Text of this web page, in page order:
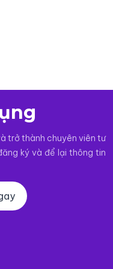
trở thành chuyên viên tư
ký và để lại thông tin